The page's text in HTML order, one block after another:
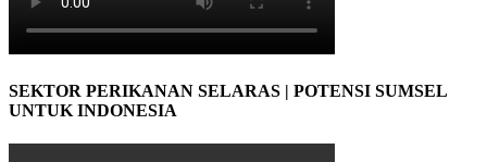
SEKTOR PERIKANAN SELARAS | POTENSI SUMSEL
UNTUK INDONESIA